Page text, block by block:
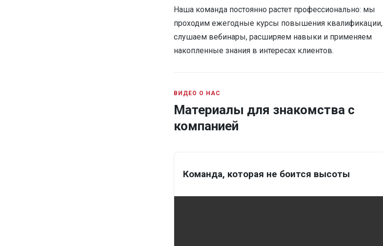
Наша команда постоянно растет профессионально: мы
проходим ежегодные курсы повышения квалификации,
слушаем вебинары, расширяем навыки и применяем
накопленные знания в интересах клиентов.
ВИДЕО О НАС
Материалы для знакомства с
компанией
Команда, которая не боится высоты